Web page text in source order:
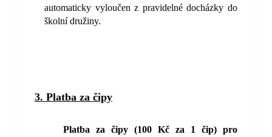
automaticky vyloučen z pravidelné docházky do
školní družiny.
3. Platba za čipy
Platba za čipy (100 Kč za 1 čip) pro